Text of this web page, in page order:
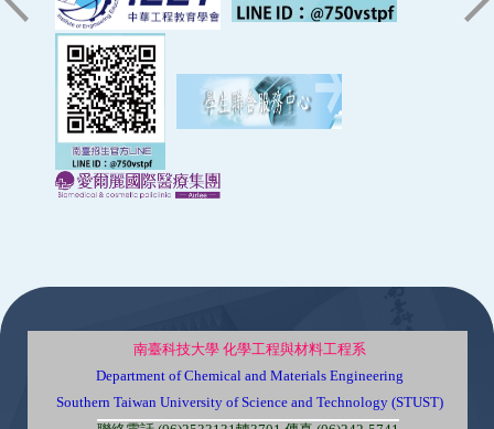
南臺科技大學 化學工程與材料工程系
Department of Chemical and Materials Engineering
Southern Taiwan University of Science and Technology (STUST)